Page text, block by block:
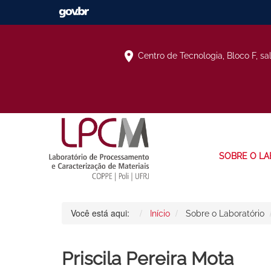
Centro de Tecnologia, Bloco F,
SOBRE O
Você está aqui: Início Sobre o Laboratório
Priscila Pereira Mota